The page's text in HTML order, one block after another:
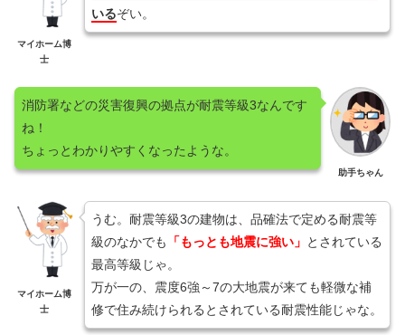
マイホーム博
士
いるぞい。
助手ちゃん
消防署などの災害復興の拠点が耐震等級3なんです
ね！
ちょっとわかりやすくなったような。
マイホーム博
士
うむ。耐震等級3の建物は、品確法で定める耐震等
級のなかでも 「もっとも地震に強い」 とされている
最高等級じゃ。
万が一の、震度6強～7の大地震が来ても軽微な補
修で住み続けられるとされている耐震性能じゃな。